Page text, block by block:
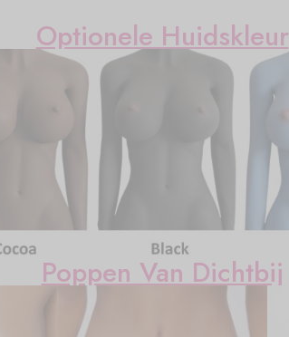
Optionele Huidskleur
Poppen Van Dichtbij